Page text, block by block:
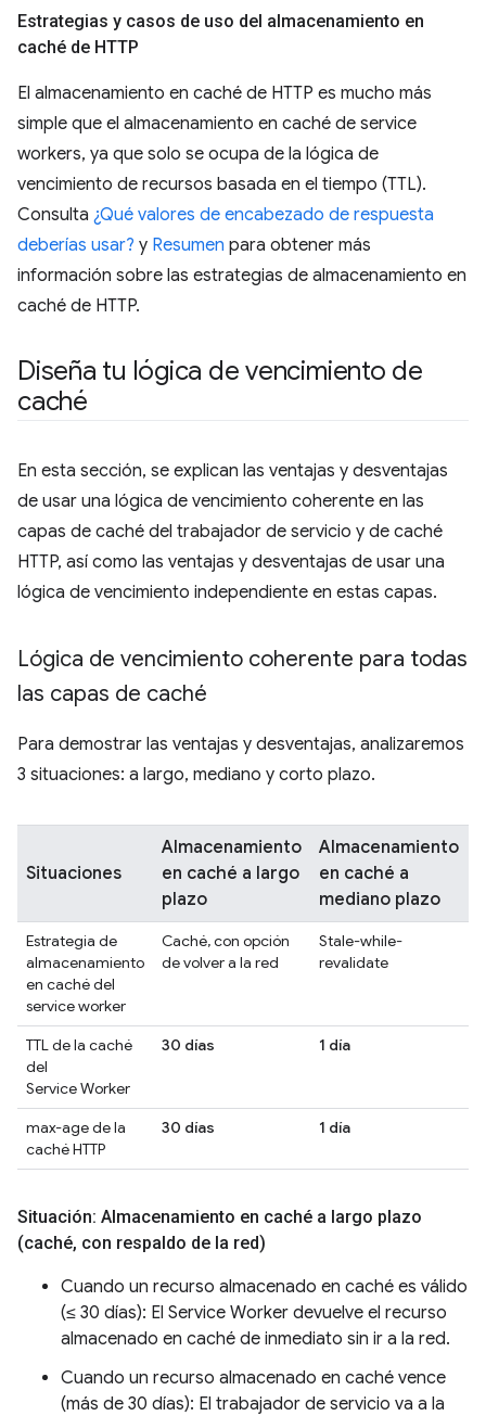
Estrategias y casos de uso del almacenamiento en
caché de HTTP
El almacenamiento en caché de HTTP es mucho más
simple que el almacenamiento en caché de service
workers, ya que solo se ocupa de la lógica de
vencimiento de recursos basada en el tiempo (TTL).
Consulta ¿Qué valores de encabezado de respuesta
deberías usar? y Resumen para obtener más
información sobre las estrategias de almacenamiento en
caché de HTTP.
Diseña tu lógica de vencimiento de
caché
En esta sección, se explican las ventajas y desventajas
de usar una lógica de vencimiento coherente en las
capas de caché del trabajador de servicio y de caché
HTTP, así como las ventajas y desventajas de usar una
lógica de vencimiento independiente en estas capas.
Lógica de vencimiento coherente para todas
las capas de caché
Para demostrar las ventajas y desventajas, analizaremos
3 situaciones: a largo, mediano y corto plazo.
Situaciones
Almacenamiento
en caché a largo
plazo
Almacenamiento
en caché a
mediano plazo
Estrategia de
almacenamiento
en caché del
service worker
Caché, con opción
de volver a la red
Stale-while-
revalidate
TTL de la caché
del
Service Worker
30 días 1 día
max-age de la
caché HTTP
30 días 1 día
Situación: Almacenamiento en caché a largo plazo
(caché, con respaldo de la red)
Cuando un recurso almacenado en caché es válido
(≤ 30 días): El Service Worker devuelve el recurso
almacenado en caché de inmediato sin ir a la red.
Cuando un recurso almacenado en caché vence
(más de 30 días): El trabajador de servicio va a la